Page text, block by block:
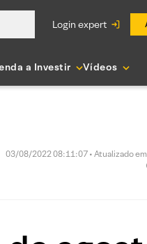
login expert
a Investir Vídeos
03/08/2022 08:11:07 • Atualizado